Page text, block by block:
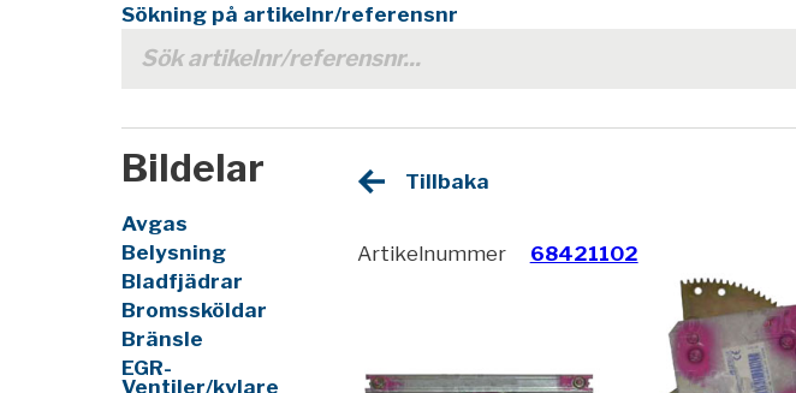
Sökning på artikelnr/referensnr
Bildelar
Avgas
Belysning
Bladfjädrar
Bromssköldar
Bränsle
EGR-
Ventiler/kylare
Tillbaka
Artikelnummer 68421102